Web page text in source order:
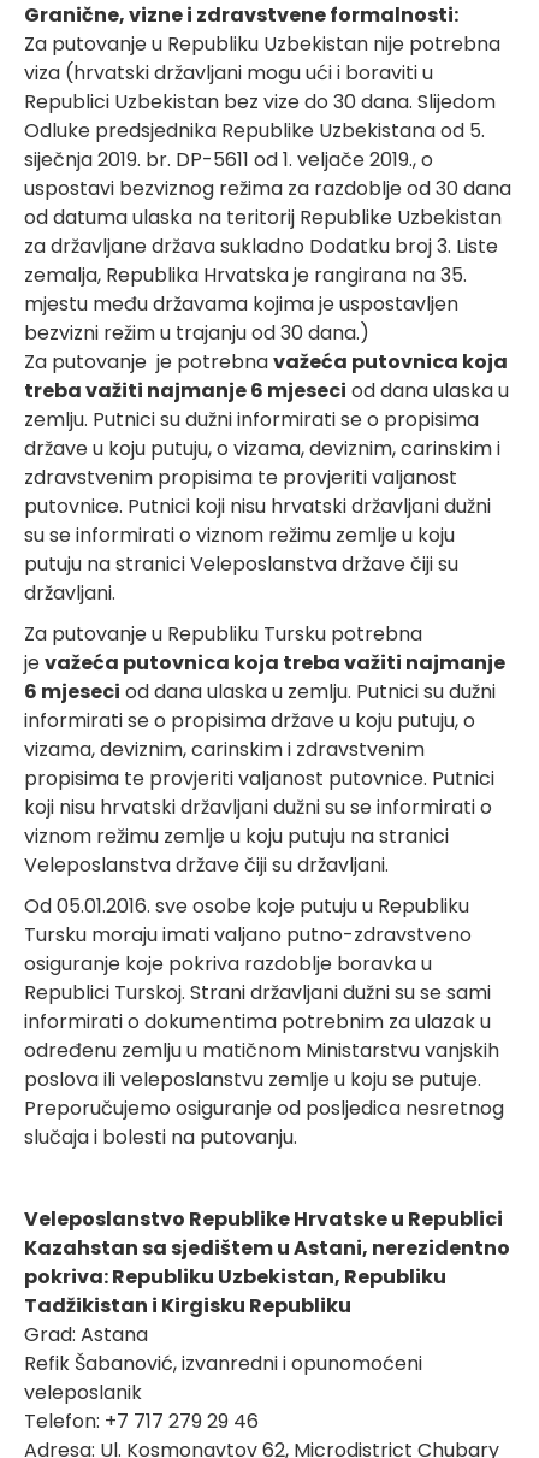
Granične, vizne i zdravstvene formalnosti:
Za putovanje u Republiku Uzbekistan nije potrebna
viza (hrvatski državljani mogu ući i boraviti u
Republici Uzbekistan bez vize do 30 dana. Slijedom
Odluke predsjednika Republike Uzbekistana od 5.
siječnja 2019. br. DP-5611 od 1. veljače 2019., o
uspostavi bezviznog režima za razdoblje od 30 dana
od datuma ulaska na teritorij Republike Uzbekistan
za državljane država sukladno Dodatku broj 3. Liste
zemalja, Republika Hrvatska je rangirana na 35.
mjestu među državama kojima je uspostavljen
bezvizni režim u trajanju od 30 dana.)
Za putovanje je potrebnavažeća putovnica koja
treba važiti najmanje 6 mjeseci od dana ulaska u
zemlju. Putnici su dužni informirati se o propisima
države u koju putuju, o vizama, deviznim, carinskim i
zdravstvenim propisima te provjeriti valjanost
putovnice. Putnici koji nisu hrvatski državljani dužni
su se informirati o viznom režimu zemlje u koju
putuju na stranici Veleposlanstva države čiji su
državljani.
Za putovanje u Republiku Tursku potrebna
jevažeća putovnica koja treba važiti najmanje
6 mjeseci od dana ulaska u zemlju. Putnici su dužni
informirati se o propisima države u koju putuju, o
vizama, deviznim, carinskim i zdravstvenim
propisima te provjeriti valjanost putovnice. Putnici
koji nisu hrvatski državljani dužni su se informirati o
viznom režimu zemlje u koju putuju na stranici
Veleposlanstva države čiji su državljani.
Od 05.01.2016. sve osobe koje putuju u Republiku
Tursku moraju imati valjano putno-zdravstveno
osiguranje koje pokriva razdoblje boravka u
Republici Turskoj. Strani državljani dužni su se sami
informirati o dokumentima potrebnim za ulazak u
određenu zemlju u matičnom Ministarstvu vanjskih
poslova ili veleposlanstvu zemlje u koju se putuje.
Preporučujemo osiguranje od posljedica nesretnog
slučaja i bolesti na putovanju.
Veleposlanstvo Republike Hrvatske u Republici
Kazahstan sa sjedištem u Astani, nerezidentno
pokriva: Republiku Uzbekistan, Republiku
Tadžikistan i Kirgisku Republiku
Grad: Astana
Refik Šabanović, izvanredni i opunomoćeni
veleposlanik
Telefon: +7 717 279 29 46
Adresa: Ul. Kosmonavtov 62, Microdistrict Chubary